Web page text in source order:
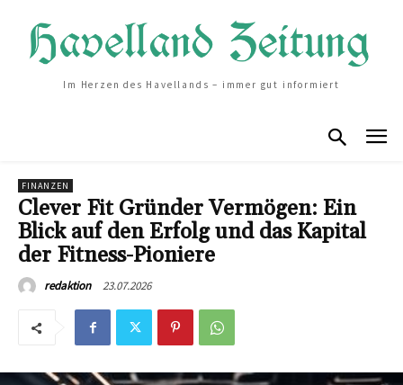
Im Herzen des Havellands – immer gut informiert
FINANZEN
Clever Fit Gründer Vermögen: Ein
Blick auf den Erfolg und das Kapital
der Fitness-Pioniere
redaktion 23.07.2026